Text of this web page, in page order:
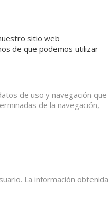
sitio web
de que podemos utilizar
de uso y navegación que
de la navegación,
La información obtenida